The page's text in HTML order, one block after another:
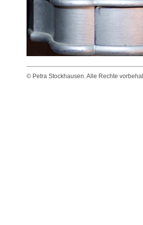
© Petra Stockhausen. Alle Rechte